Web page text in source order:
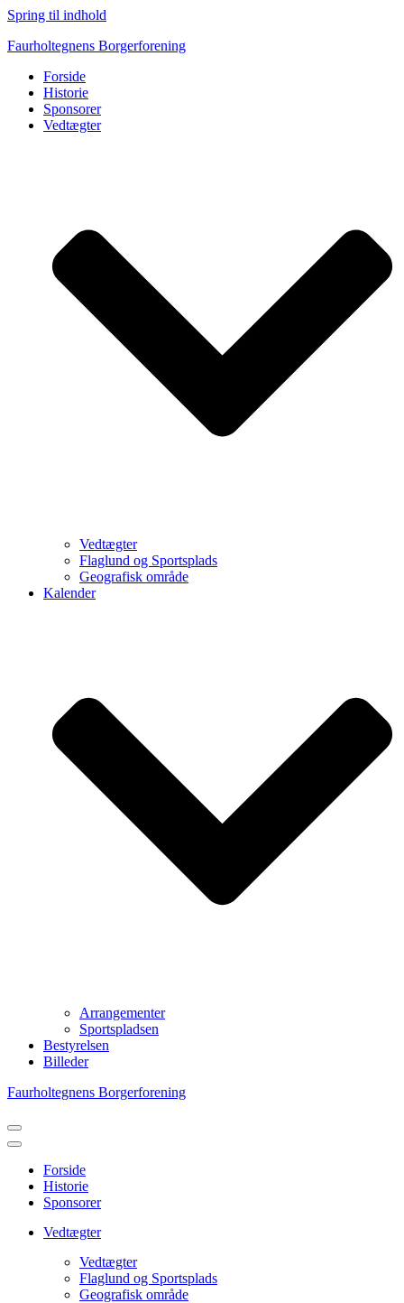
Spring til indhold
Faurholtegnens Borgerforening
Forside
Historie
Sponsorer
Vedtægter
Vedtægter
Flaglund og Sportsplads
Geografisk område
Kalender
Arrangementer
Sportspladsen
Bestyrelsen
Billeder
Faurholtegnens Borgerforening
Navigation
menu
Navigation
Forside
Historie
Sponsorer
Vedtægter
Vedtægter
Flaglund og Sportsplads
Geografisk område